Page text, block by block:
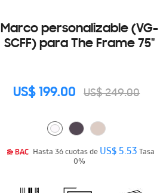
Marco personalizable (VG-
SCFF) para The Frame 75"
US$ 199.00 US$ 249.00
Hasta 36 cuotas deUS$ 5.53Tasa
0%